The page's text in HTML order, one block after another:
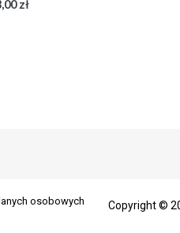
zł
osobowych Copyright ©